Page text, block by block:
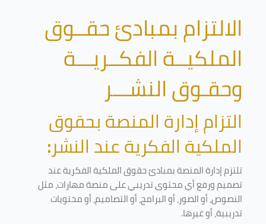
الالتزام بمبادئ حقــوق
الملكيــة الفكــريـــة
وحقـوق النشـــر
التزام إدارة المنصة بحقوق
الملكية الفكرية عند النشر:
تلتزم إدارة المنصة بمبادئ حقوق الملكية الفكرية عند
تصميم ورفع أي محتوى تدريبي على منصة مهارات، مثل
النصوص، أو الصور، أو البرامج، أو التصاميم، أو محتويات
تدريبية، أو غيرها.